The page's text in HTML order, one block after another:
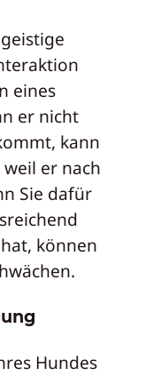
eines
er nicht
kann
er nach
Sie dafür
können
Hundes